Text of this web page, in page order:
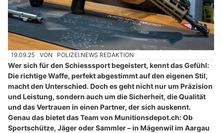
19.09.25 VON POLIZEI.NEWS REDAKTION
Wer sich für den Schiesssport begeistert, kennt das Gefühl:
Die richtige Waffe, perfekt abgestimmt auf den eigenen Stil,
macht den Unterschied. Doch es geht nicht nur um Präzision
und Leistung, sondern auch um die Sicherheit, die Qualität
und das Vertrauen in einen Partner, der sich auskennt.
Genau das bietet das Team von Munitionsdepot.ch: Ob
Sportschütze, Jäger oder Sammler – in Mägenwil im Aargau